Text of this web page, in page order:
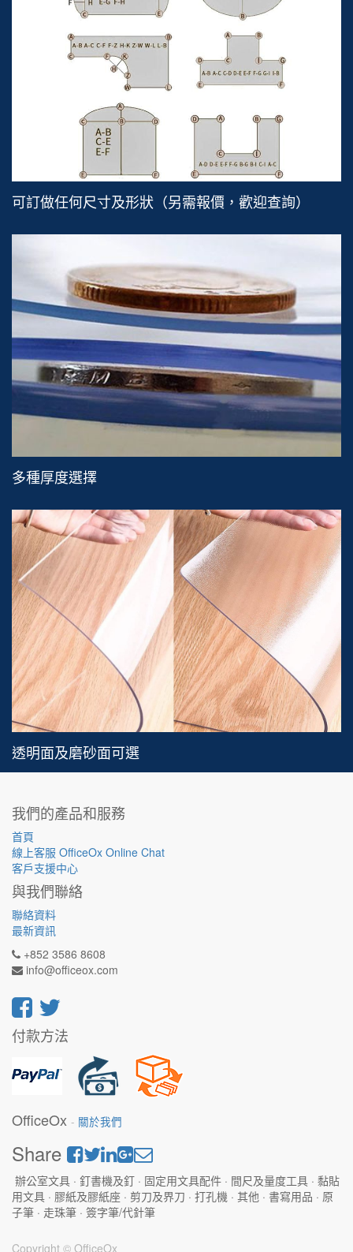
可訂做任何尺寸及形狀（另需報價，歡迎查詢）
多種厚度選擇
透明面及磨砂面可選
我們的產品和服務
首頁
線上客服 OfficeOx Online Chat
客戶支援中心
與我們聯絡
聯絡資料
最新資訊
+852 3586 8608
info@officeox.com
付款方法
OfficeOx - 關於我們
Share
辦公室文具 · 釘書機及釘 · 固定用文具配件 · 間尺及量度工具 · 黏貼
用文具 · 膠紙及膠紙座 · 剪刀及界刀 · 打孔機 · 其他 · 書寫用品 · 原
子筆 · 走珠筆 · 簽字筆/代針筆
Copyright © OfficeOx